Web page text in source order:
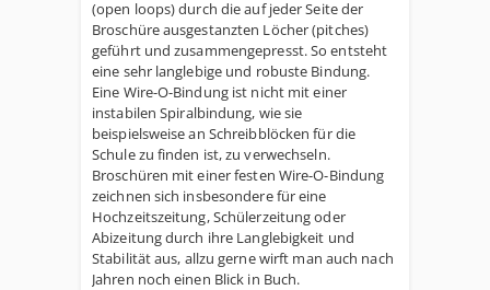
(open loops) durch die auf jeder Seite der
Broschüre ausgestanzten Löcher (pitches)
geführt und zusammengepresst. So entsteht
eine sehr langlebige und robuste Bindung.
Eine Wire-O-Bindung ist nicht mit einer
instabilen Spiralbindung, wie sie
beispielsweise an Schreibblöcken für die
Schule zu finden ist, zu verwechseln.
Broschüren mit einer festen Wire-O-Bindung
zeichnen sich insbesondere für eine
Hochzeitszeitung, Schülerzeitung oder
Abizeitung durch ihre Langlebigkeit und
Stabilität aus, allzu gerne wirft man auch nach
Jahren noch einen Blick in Buch.